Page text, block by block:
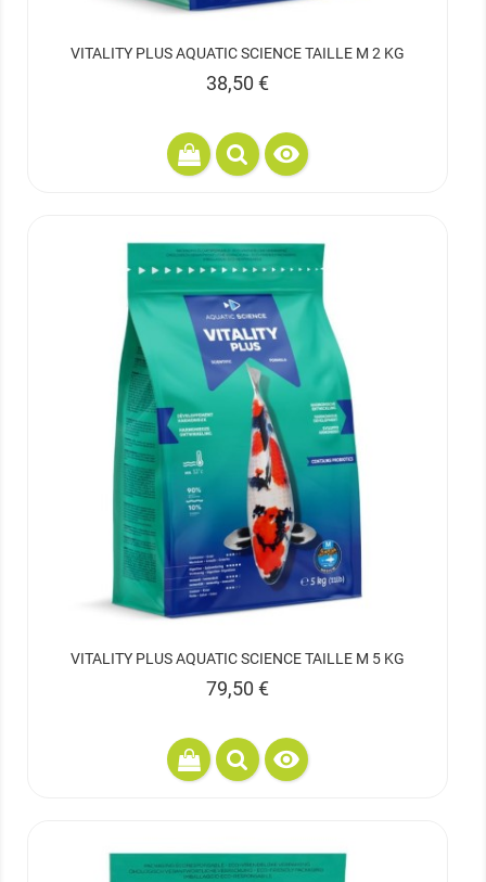
VITALITY PLUS AQUATIC SCIENCE TAILLE M 2 KG
Prix
38,50 €

VITALITY PLUS AQUATIC SCIENCE TAILLE M 5 KG
Prix
79,50 €
